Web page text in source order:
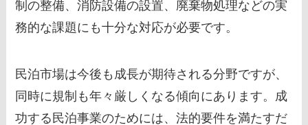
制の整備、消防設備の設置、廃棄物処理などの実
務的な課題にも十分な対応が必要です。
民泊市場は今後も成長が期待される分野ですが、
同時に規制も年々厳しくなる傾向にあります。成
功する民泊事業のためには、法的要件を満たすだ